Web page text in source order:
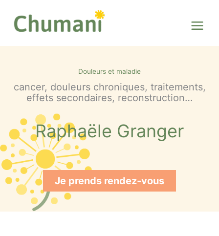
contenu
Douleurs et maladie
cancer, douleurs chroniques, traitements,
effets secondaires, reconstruction…
Raphaële Granger
Je prends rendez-vous